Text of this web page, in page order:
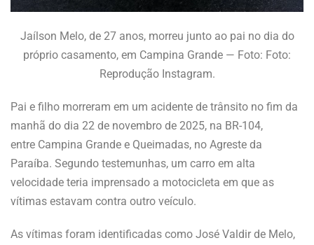
Jaílson Melo, de 27 anos, morreu junto ao pai no dia do
próprio casamento, em Campina Grande — Foto: Foto:
Reprodução Instagram.
Pai e filho morreram em um acidente de trânsito no fim da
manhã do dia 22 de novembro de 2025, na BR-104,
entre Campina Grande e Queimadas, no Agreste da
Paraíba. Segundo testemunhas, um carro em alta
velocidade teria imprensado a motocicleta em que as
vítimas estavam contra outro veículo.
As vítimas foram identificadas como José Valdir de Melo,